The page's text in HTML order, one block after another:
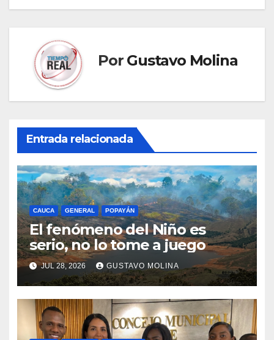
Por Gustavo Molina
Entrada relacionada
CAUCA GENERAL POPAYÁN
El fenómeno del Niño es
serio, no lo tome a juego
JUL 28, 2026 GUSTAVO MOLINA